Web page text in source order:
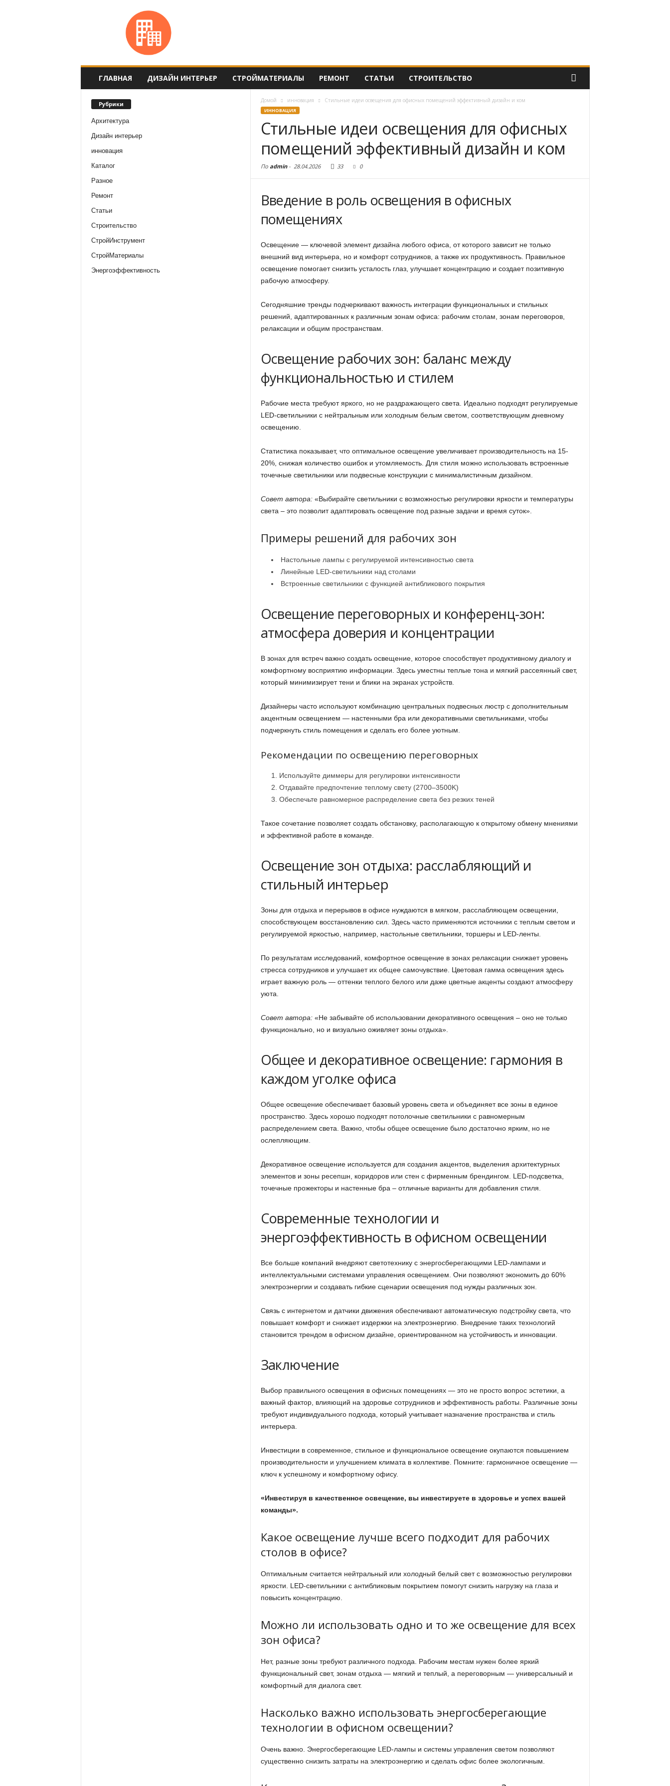
ГЛАВНАЯ ДИЗАЙН ИНТЕРЬЕР СТРОЙМАТЕРИАЛЫ РЕМОНТ СТАТЬИ СТРОИТЕЛЬСТВО
Рубрики
Архитектура
Дизайн интерьер
инновация
Каталог
Разное
Ремонт
Статьи
Строительство
СтройИнструмент
СтройМатериалы
Энергоэффективность
Домой инновация Стильные идеи освещения для офисных помещений эффективный дизайн и ком
ИННОВАЦИЯ
Стильные идеи освещения для офисных
помещений эффективный дизайн и ком
По admin- 28.04.2026 33 0
Введение в роль освещения в офисных
помещениях
Освещение — ключевой элемент дизайна любого офиса, от которого зависит не только
внешний вид интерьера, но и комфорт сотрудников, а также их продуктивность. Правильное
освещение помогает снизить усталость глаз, улучшает концентрацию и создает позитивную
рабочую атмосферу.
Сегодняшние тренды подчеркивают важность интеграции функциональных и стильных
решений, адаптированных к различным зонам офиса: рабочим столам, зонам переговоров,
релаксации и общим пространствам.
Освещение рабочих зон: баланс между
функциональностью и стилем
Рабочие места требуют яркого, но не раздражающего света. Идеально подходят регулируемые
LED-светильники с нейтральным или холодным белым светом, соответствующим дневному
освещению.
Статистика показывает, что оптимальное освещение увеличивает производительность на 15-
20%, снижая количество ошибок и утомляемость. Для стиля можно использовать встроенные
точечные светильники или подвесные конструкции с минималистичным дизайном.
Совет автора:«Выбирайте светильники с возможностью регулировки яркости и температуры
света – это позволит адаптировать освещение под разные задачи и время суток».
Примеры решений для рабочих зон
Настольные лампы с регулируемой интенсивностью света
Линейные LED-светильники над столами
Встроенные светильники с функцией антибликового покрытия
Освещение переговорных и конференц-зон:
атмосфера доверия и концентрации
В зонах для встреч важно создать освещение, которое способствует продуктивному диалогу и
комфортному восприятию информации. Здесь уместны теплые тона и мягкий рассеянный свет,
который минимизирует тени и блики на экранах устройств.
Дизайнеры часто используют комбинацию центральных подвесных люстр с дополнительным
акцентным освещением — настенными бра или декоративными светильниками, чтобы
подчеркнуть стиль помещения и сделать его более уютным.
Рекомендации по освещению переговорных
Используйте диммеры для регулировки интенсивности
Отдавайте предпочтение теплому свету (2700–3500K)
Обеспечьте равномерное распределение света без резких теней
Такое сочетание позволяет создать обстановку, располагающую к открытому обмену мнениями
и эффективной работе в команде.
Освещение зон отдыха: расслабляющий и
стильный интерьер
Зоны для отдыха и перерывов в офисе нуждаются в мягком, расслабляющем освещении,
способствующем восстановлению сил. Здесь часто применяются источники с теплым светом и
регулируемой яркостью, например, настольные светильники, торшеры и LED-ленты.
По результатам исследований, комфортное освещение в зонах релаксации снижает уровень
стресса сотрудников и улучшает их общее самочувствие. Цветовая гамма освещения здесь
играет важную роль — оттенки теплого белого или даже цветные акценты создают атмосферу
уюта.
Совет автора:«Не забывайте об использовании декоративного освещения – оно не только
функционально, но и визуально оживляет зоны отдыха».
Общее и декоративное освещение: гармония в
каждом уголке офиса
Общее освещение обеспечивает базовый уровень света и объединяет все зоны в единое
пространство. Здесь хорошо подходят потолочные светильники с равномерным
распределением света. Важно, чтобы общее освещение было достаточно ярким, но не
ослепляющим.
Декоративное освещение используется для создания акцентов, выделения архитектурных
элементов и зоны ресепшн, коридоров или стен с фирменным брендингом. LED-подсветка,
точечные прожекторы и настенные бра – отличные варианты для добавления стиля.
Современные технологии и
энергоэффективность в офисном освещении
Все больше компаний внедряют светотехнику с энергосберегающими LED-лампами и
интеллектуальными системами управления освещением. Они позволяют экономить до 60%
электроэнергии и создавать гибкие сценарии освещения под нужды различных зон.
Связь с интернетом и датчики движения обеспечивают автоматическую подстройку света, что
повышает комфорт и снижает издержки на электроэнергию. Внедрение таких технологий
становится трендом в офисном дизайне, ориентированном на устойчивость и инновации.
Заключение
Выбор правильного освещения в офисных помещениях — это не просто вопрос эстетики, а
важный фактор, влияющий на здоровье сотрудников и эффективность работы. Различные зоны
требуют индивидуального подхода, который учитывает назначение пространства и стиль
интерьера.
Инвестиции в современное, стильное и функциональное освещение окупаются повышением
производительности и улучшением климата в коллективе. Помните: гармоничное освещение —
ключ к успешному и комфортному офису.
«Инвестируя в качественное освещение, вы инвестируете в здоровье и успех вашей
команды».
Какое освещение лучше всего подходит для рабочих
столов в офисе?
Оптимальным считается нейтральный или холодный белый свет с возможностью регулировки
яркости. LED-светильники с антибликовым покрытием помогут снизить нагрузку на глаза и
повысить концентрацию.
Можно ли использовать одно и то же освещение для всех
зон офиса?
Нет, разные зоны требуют различного подхода. Рабочим местам нужен более яркий
функциональный свет, зонам отдыха — мягкий и теплый, а переговорным — универсальный и
комфортный для диалога свет.
Насколько важно использовать энергосберегающие
технологии в офисном освещении?
Очень важно. Энергосберегающие LED-лампы и системы управления светом позволяют
существенно снизить затраты на электроэнергию и сделать офис более экологичным.